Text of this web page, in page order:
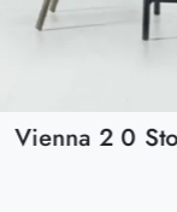
Vienna 2 0